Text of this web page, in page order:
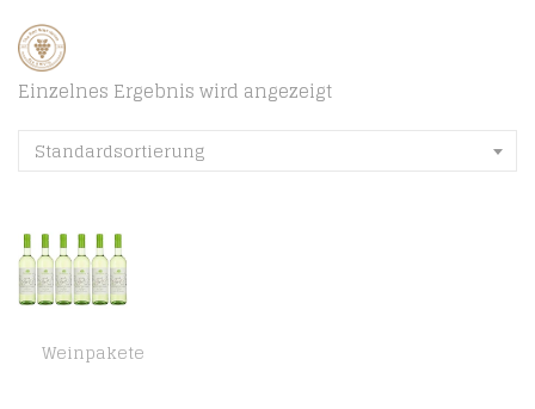
Einzelnes Ergebnis wird angezeigt
Standardsortierung
Weinpakete